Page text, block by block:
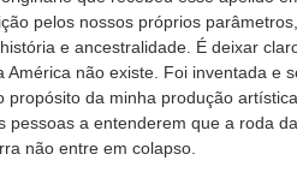
pelos nossos próprios
e ancestralidade. É deixar
América não existe. Foi inventada e
da minha produção
pessoas a entenderem que a roda
não entre em colapso.